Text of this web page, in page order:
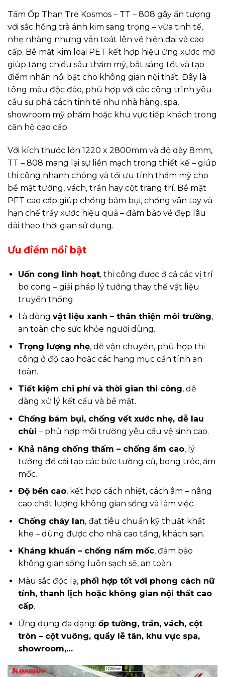
Tấm Ốp Than Tre Kosmos – TT – 808 gây ấn tượng
với sắc hồng trà ánh kim sang trọng – vừa tinh tế,
nhẹ nhàng nhưng vẫn toát lên vẻ hiện đại và cao
cấp. Bề mặt kim loại PET kết hợp hiệu ứng xước mờ
giúp tăng chiều sâu thẩm mỹ, bắt sáng tốt và tạo
điểm nhấn nổi bật cho không gian nội thất. Đây là
tông màu độc đáo, phù hợp với các công trình yêu
cầu sự phá cách tinh tế như nhà hàng, spa,
showroom mỹ phẩm hoặc khu vực tiếp khách trong
căn hộ cao cấp.
Với kích thước lớn 1220 x 2800mm và độ dày 8mm,
TT – 808 mang lại sự liền mạch trong thiết kế – giúp
thi công nhanh chóng và tối ưu tính thẩm mỹ cho
bề mặt tường, vách, trần hay cột trang trí. Bề mặt
PET cao cấp giúp chống bám bụi, chống vân tay và
hạn chế trầy xước hiệu quả – đảm bảo vẻ đẹp lâu
dài theo thời gian sử dụng.
Ưu điểm nổi bật
Uốn cong linh hoạt, thi công được ở cả các vị trí
bo cong – giải pháp lý tưởng thay thế vật liệu
truyền thống.
Là dòng vật liệu xanh – thân thiện môi trường,
an toàn cho sức khỏe người dùng.
Trọng lượng nhẹ, dễ vận chuyển, phù hợp thi
công ở độ cao hoặc các hạng mục cần tính an
toàn.
Tiết kiệm chi phí và thời gian thi công, dễ
dàng xử lý kết cấu và bề mặt.
Chống bám bụi, chống vết xước nhẹ, dễ lau
chùi – phù hợp môi trường yêu cầu vệ sinh cao.
Khả năng chống thấm – chống ẩm cao, lý
tưởng để cải tạo các bức tường cũ, bong tróc, ẩm
mốc.
Độ bền cao, kết hợp cách nhiệt, cách âm – nâng
cao chất lượng không gian sống và làm việc.
Chống cháy lan, đạt tiêu chuẩn kỹ thuật khắt
khe – dùng được cho nhà cao tầng, khách sạn.
Kháng khuẩn – chống nấm mốc, đảm bảo
không gian sống luôn sạch sẽ, an toàn.
Màu sắc độc lạ, phối hợp tốt với phong cách nữ
tính, thanh lịch hoặc không gian nội thất cao
cấp.
Ứng dụng đa dạng: ốp tường, trần, vách, cột
tròn – cột vuông, quầy lễ tân, khu vực spa,
showroom,…